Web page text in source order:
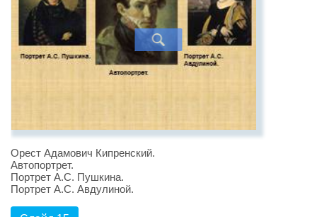
Орест Адамович Кипренский.
Автопортрет.
Портрет А.С. Пушкина.
Портрет А.С. Авдулиной.